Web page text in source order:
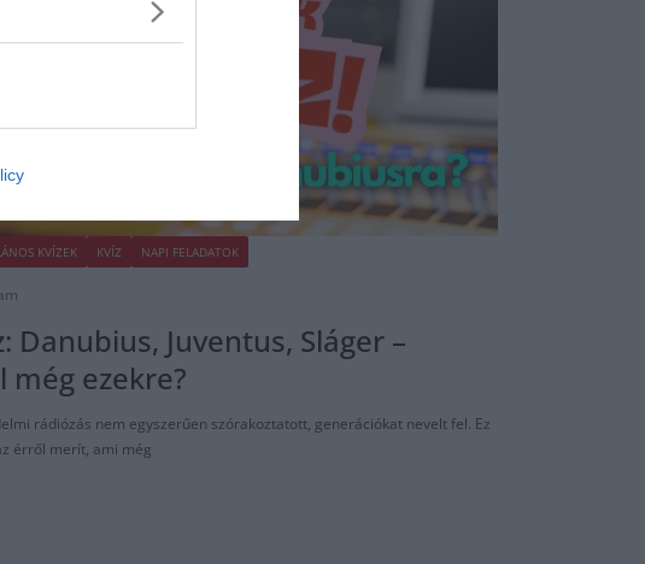
KVÍZEK KVÍZ NAPI FELADATOK
Danubius, Juventus, Sláger –
még ezekre?
rádiózás nem egyszerűen szórakoztatott, generációkat nevelt fel. Ez
érről merít, ami még